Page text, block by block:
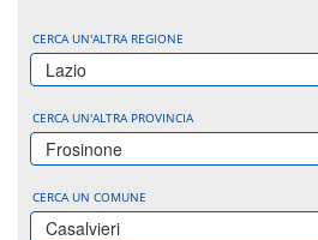
CERCA UN'ALTRA REGIONE
Lazio
CERCA UN'ALTRA PROVINCIA
Frosinone
CERCA UN COMUNE
Casalvieri